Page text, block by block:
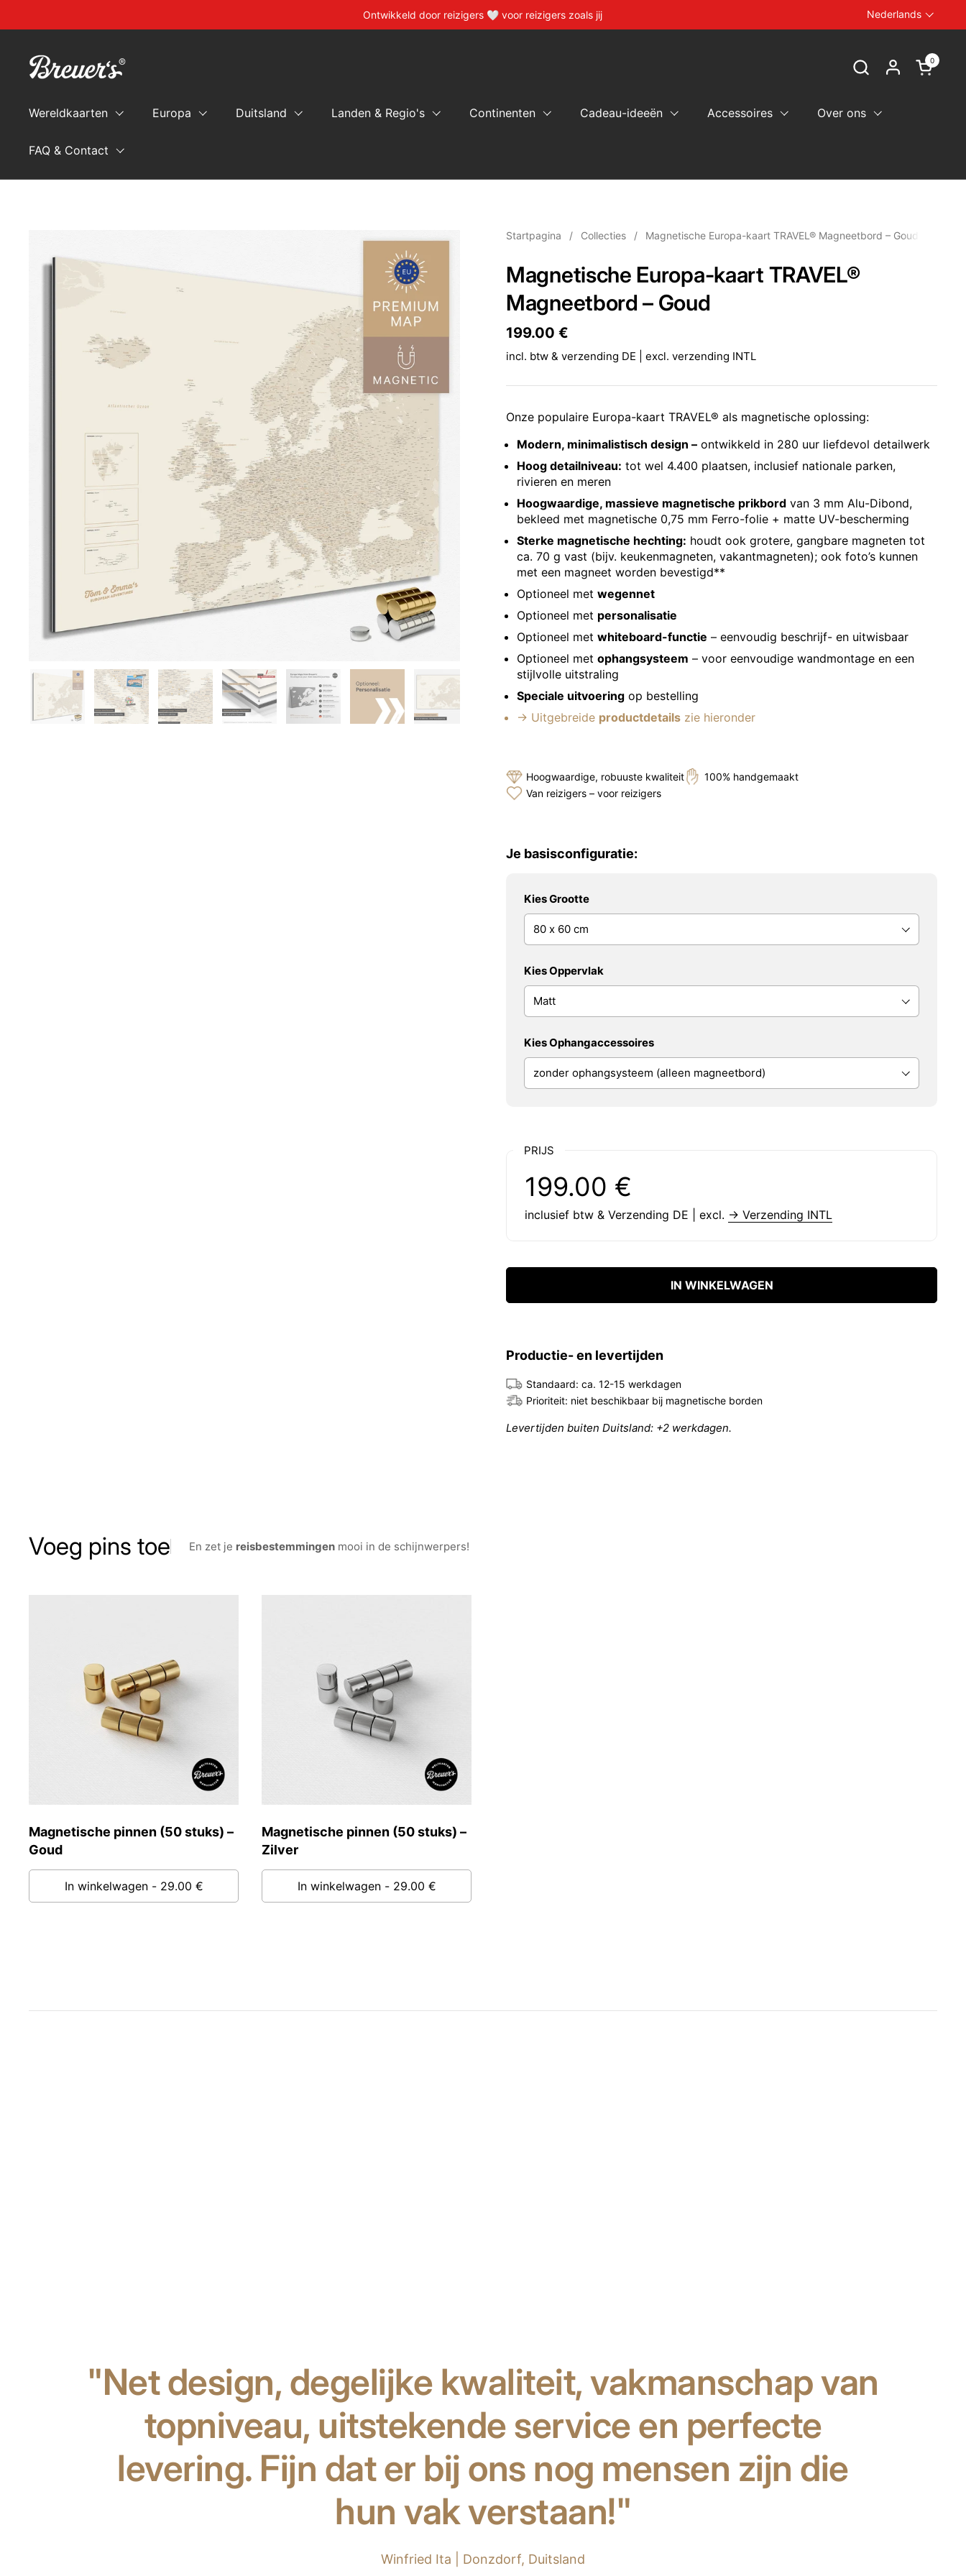
Ontwikkeld door reizigers 🤍 voor reizigers zoals jij Taal
Nederlands
0
Wereldkaarten Europa Duitsland Landen & Regio's Continenten Cadeau-ideeën Accessoires Over ons
FAQ & Contact
Startpagina / Collecties / Magnetische Europa-kaart TRAVEL® Magneetbord – Goud
Magnetische Europa-kaart TRAVEL®
Magneetbord – Goud
Prijs:
199.00 €
incl. btw & verzending DE | excl. verzending INTL
Onze populaire Europa-kaart TRAVEL® als magnetische oplossing:
Modern, minimalistisch design – ontwikkeld in 280 uur liefdevol detailwerk
Hoog detailniveau: tot wel 4.400 plaatsen, inclusief nationale parken,
rivieren en meren
Hoogwaardige, massieve magnetische prikbord van 3 mm Alu-Dibond,
bekleed met magnetische 0,75 mm Ferro-folie + matte UV-bescherming
Sterke magnetische hechting: houdt ook grotere, gangbare magneten tot
ca. 70 g vast (bijv. keukenmagneten, vakantmagneten); ook foto’s kunnen
met een magneet worden bevestigd**
Optioneel met wegennet
Optioneel met personalisatie
Optioneel met whiteboard-functie – eenvoudig beschrijf- en uitwisbaar
Optioneel met ophangsysteem – voor eenvoudige wandmontage en een
stijlvolle uitstraling
Speciale uitvoering op bestelling
→ Uitgebreide productdetails zie hieronder
Hoogwaardige, robuuste kwaliteit
100% handgemaakt
Van reizigers – voor reizigers
Je basisconfiguratie:
Kies Grootte
Kies Oppervlak
Kies Ophangaccessoires
PRIJS
Prijs:
199.00 €
Reguliere prijs:
inclusief btw & Verzending DE | excl. → Verzending INTL
IN WINKELWAGEN
Productie- en levertijden
Standaard: ca. 12-15 werkdagen
Prioriteit: niet beschikbaar bij magnetische borden
Levertijden buiten Duitsland: +2 werkdagen.
Voeg pins toe En zet je reisbestemmingen mooi in de schijnwerpers!
Magnetische pinnen (50 stuks) –
Goud
In winkelwagen- 29.00 €
Magnetische pinnen (50 stuks) –
Zilver
In winkelwagen- 29.00 €
"Net design, degelijke kwaliteit, vakmanschap van
topniveau, uitstekende service en perfecte
levering. Fijn dat er bij ons nog mensen zijn die
hun vak verstaan!"
Winfried Ita | Donzdorf, Duitsland